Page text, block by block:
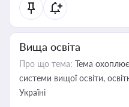
Вища освіта
Про що тема: Тема
системи вищої освіти,
Україні